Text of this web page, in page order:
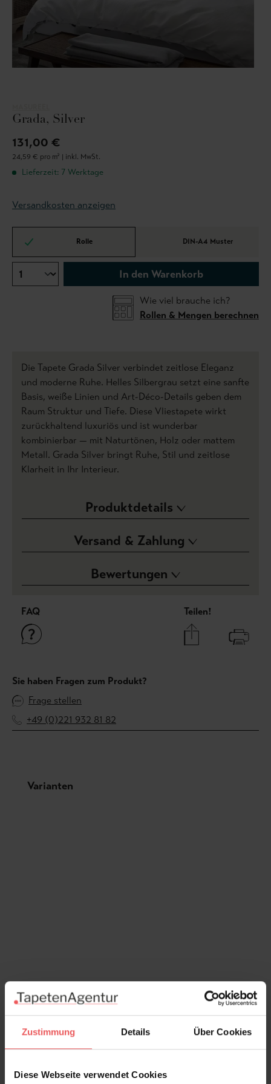
Zustimmung Details Über Cookies
Diese Webseite verwendet Cookies
Grada, Silver
131,00 €
24,59 € pro m² | inkl. MwSt.
Lieferzeit: 7 Werktage
Versandkosten anzeigen
Rolle DIN-A4 Muster
In den Warenkorb
Wie viel brauche ich?
Rollen & Mengen berechnen
Die Tapete Grada Silver verbindet zeitlose Eleganz
und moderne Ruhe. Helles Silbergrau setzt eine sanfte
Basis, weiße Linien und Art-Déco-Details geben dem
Raum Struktur und Tiefe. Diese Vliestapete wirkt
zurückhaltend luxuriös und ist wunderbar
kombinierbar — mit Naturtönen, Holz oder mattem
Metall. Grada Silver bringt Ruhe, Stil und zeitlose
Klarheit in Ihr Interieur.
Produktdetails
Versand & Zahlung
Bewertungen
FAQ Teilen!
Sie haben Fragen zum Produkt?
Frage stellen
+49 (0)221 932 81 82
Produktgalerie überspringen
Varianten
Grada Taupe